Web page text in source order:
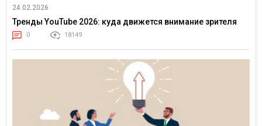
24.02.2026
Тренды YouTube 2026: куда движется внимание зрителя
0 18149